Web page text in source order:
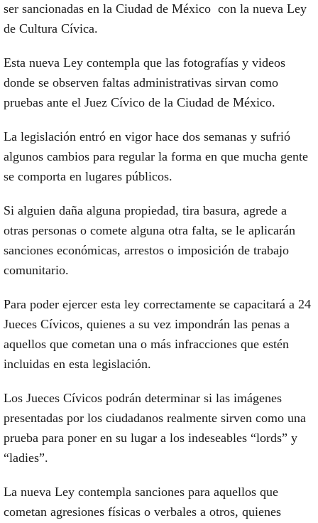
ser sancionadas en la Ciudad de México con la nueva Ley
de Cultura Cívica.
Esta nueva Ley contempla que las fotografías y videos
donde se observen faltas administrativas sirvan como
pruebas ante el Juez Cívico de la Ciudad de México.
La legislación entró en vigor hace dos semanas y sufrió
algunos cambios para regular la forma en que mucha gente
se comporta en lugares públicos.
Si alguien daña alguna propiedad, tira basura, agrede a
otras personas o comete alguna otra falta, se le aplicarán
sanciones económicas, arrestos o imposición de trabajo
comunitario.
Para poder ejercer esta ley correctamente se capacitará a 24
Jueces Cívicos, quienes a su vez impondrán las penas a
aquellos que cometan una o más infracciones que estén
incluidas en esta legislación.
Los Jueces Cívicos podrán determinar si las imágenes
presentadas por los ciudadanos realmente sirven como una
prueba para poner en su lugar a los indeseables “lords” y
“ladies”.
La nueva Ley contempla sanciones para aquellos que
cometan agresiones físicas o verbales a otros, quienes